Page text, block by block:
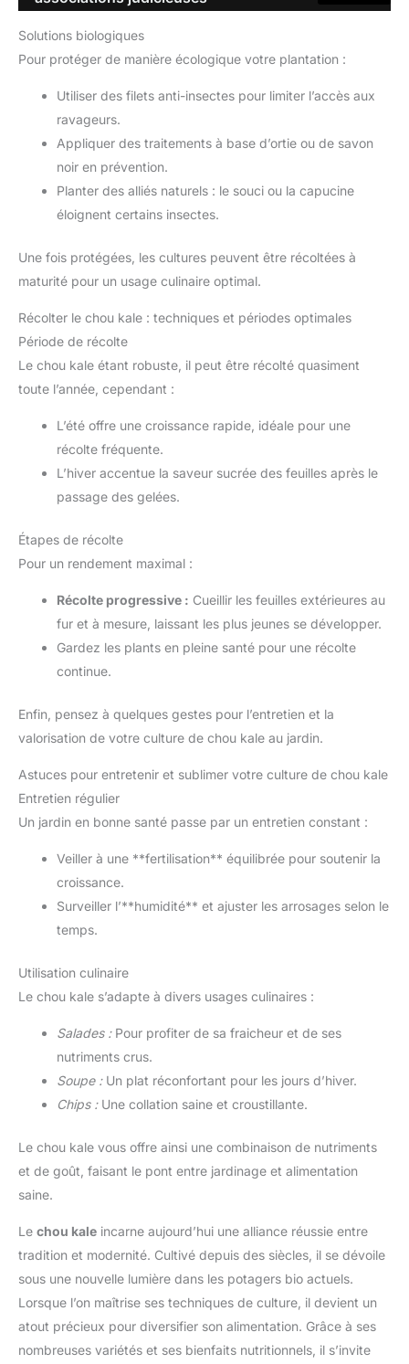
Solutions biologiques
Pour protéger de manière écologique votre plantation :
Utiliser des filets anti-insectes pour limiter l’accès aux
ravageurs.
Appliquer des traitements à base d’ortie ou de savon
noir en prévention.
Planter des alliés naturels : le souci ou la capucine
éloignent certains insectes.
Une fois protégées, les cultures peuvent être récoltées à
maturité pour un usage culinaire optimal.
Récolter le chou kale : techniques et périodes optimales
Période de récolte
Le chou kale étant robuste, il peut être récolté quasiment
toute l’année, cependant :
L’été offre une croissance rapide, idéale pour une
récolte fréquente.
L’hiver accentue la saveur sucrée des feuilles après le
passage des gelées.
Étapes de récolte
Pour un rendement maximal :
Récolte progressive : Cueillir les feuilles extérieures au
fur et à mesure, laissant les plus jeunes se développer.
Gardez les plants en pleine santé pour une récolte
continue.
Enfin, pensez à quelques gestes pour l’entretien et la
valorisation de votre culture de chou kale au jardin.
Astuces pour entretenir et sublimer votre culture de chou kale
Entretien régulier
Un jardin en bonne santé passe par un entretien constant :
Veiller à une **fertilisation** équilibrée pour soutenir la
croissance.
Surveiller l’**humidité** et ajuster les arrosages selon le
temps.
Utilisation culinaire
Le chou kale s’adapte à divers usages culinaires :
Salades :Pour profiter de sa fraicheur et de ses
nutriments crus.
Soupe :Un plat réconfortant pour les jours d’hiver.
Chips :Une collation saine et croustillante.
Le chou kale vous offre ainsi une combinaison de nutriments
et de goût, faisant le pont entre jardinage et alimentation
saine.
Le chou kale incarne aujourd’hui une alliance réussie entre
tradition et modernité. Cultivé depuis des siècles, il se dévoile
sous une nouvelle lumière dans les potagers bio actuels.
Lorsque l’on maîtrise ses techniques de culture, il devient un
atout précieux pour diversifier son alimentation. Grâce à ses
nombreuses variétés et ses bienfaits nutritionnels, il s’invite